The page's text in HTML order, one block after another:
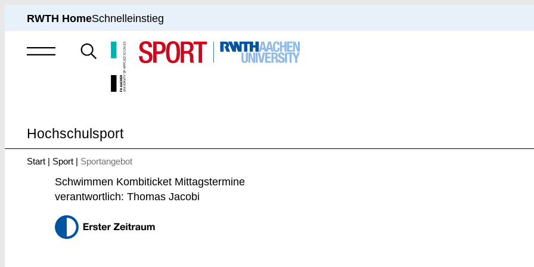
RWTH HomeSchnelleinstieg
Suche
nach
Hochschulsport
hier:
Start Sport Sportangebot
Schwimmen Kombiticket Mittagstermine
verantwortlich: Thomas Jacobi